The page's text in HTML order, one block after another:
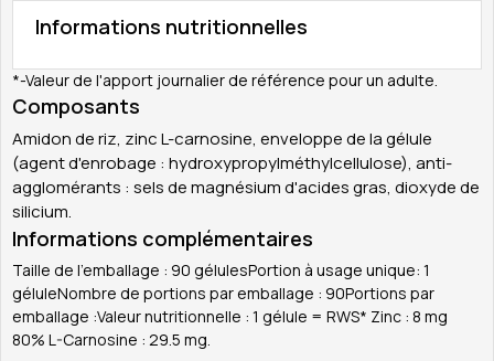
Informations nutritionnelles
*-Valeur de l'apport journalier de référence pour un adulte.
Composants
Amidon de riz, zinc L-carnosine, enveloppe de la gélule
(agent d'enrobage : hydroxypropylméthylcellulose), anti-
agglomérants : sels de magnésium d'acides gras, dioxyde de
silicium.
Informations complémentaires
Taille de l'emballage : 90 gélulesPortion à usage unique: 1
géluleNombre de portions par emballage : 90Portions par
emballage :Valeur nutritionnelle : 1 gélule = RWS* Zinc : 8 mg
80% L-Carnosine : 29.5 mg.